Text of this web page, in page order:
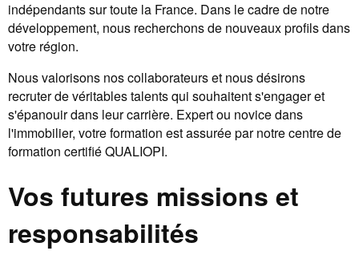
indépendants sur toute la France. Dans le cadre de notre
développement, nous recherchons de nouveaux profils dans
votre région.
Nous valorisons nos collaborateurs et nous désirons
recruter de véritables talents qui souhaitent s'engager et
s'épanouir dans leur carrière. Expert ou novice dans
l'immobilier, votre formation est assurée par notre centre de
formation certifié QUALIOPI.
Vos futures missions et
responsabilités